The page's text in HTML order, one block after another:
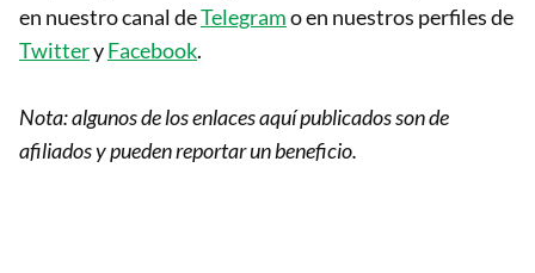
en nuestro canal deTelegramo en nuestros perfiles de
TwitteryFacebook.
Nota: algunos de los enlaces aquí publicados son de
afiliados y pueden reportar un beneficio.